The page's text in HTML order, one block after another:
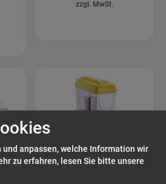
und anpassen, welche Information wir
zu erfahren, lesen Sie bitte unsere